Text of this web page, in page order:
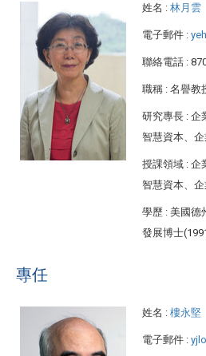
姓名 : 林月雲
電子郵件 :
聯絡電話 :
職稱 : 名譽教
研究專長 : 企
智慧資本、
授課領域 : 企
智慧資本、
學歷 : 美國德
發展博士
專任
姓名 : 樓永堅
電子郵件 :